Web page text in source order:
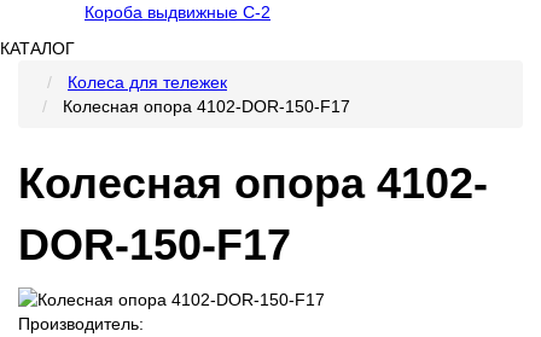
Короба выдвижные С-2
КАТАЛОГ
Колеса для тележек
Колесная опора 4102-DOR-150-F17
Колесная опора 4102-
DOR-150-F17
Производитель: